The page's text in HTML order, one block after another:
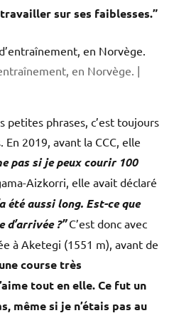
sur ses faiblesses.”
en Norvège. |
petites phrases, c’est toujours
En 2019, avant la CCC, elle
pas si je peux courir 100
Aizkorri, elle avait déclaré
été aussi long. Est-ce que
?” C’est donc avec
à Aketegi (1551 m), avant de
course très
tout en elle. Ce fut un
même si je n’étais pas au